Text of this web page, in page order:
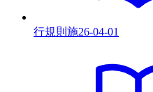
行規則 施26-04-01